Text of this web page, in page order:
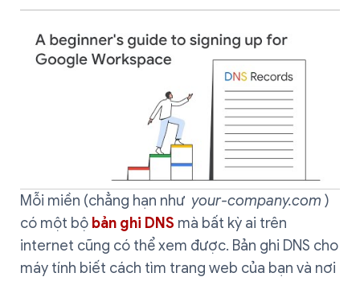
Mỗi miền (chẳng hạn như your-company.com )
có một bộ bản ghi DNS mà bất kỳ ai trên
internet cũng có thể xem được. Bản ghi DNS cho
máy tính biết cách tìm trang web của bạn và nơi